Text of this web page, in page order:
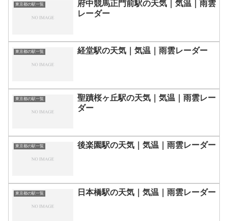
東京都の駅一覧
府中競馬正門前駅の天気｜気温｜雨雲
レーダー
東京都の駅一覧 経堂駅の天気｜気温｜雨雲レーダー
東京都の駅一覧
聖蹟桜ヶ丘駅の天気｜気温｜雨雲レー
ダー
東京都の駅一覧 後楽園駅の天気｜気温｜雨雲レーダー
東京都の駅一覧 日本橋駅の天気｜気温｜雨雲レーダー